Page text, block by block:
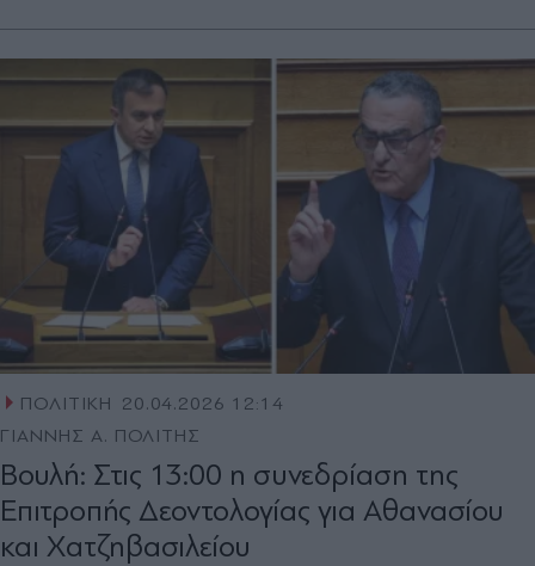
ΠΟΛΙΤΙΚΗ
20.04.2026 12:14
ΓΙΑΝΝΗΣ Α. ΠΟΛΙΤΗΣ
Βουλή: Στις 13:00 η συνεδρίαση της
Επιτροπής Δεοντολογίας για Αθανασίου
και Χατζηβασιλείου